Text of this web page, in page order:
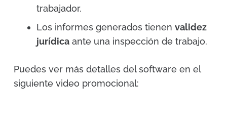
trabajador.
Los informes generados tienen validez
jurídica ante una inspección de trabajo.
Puedes ver más detalles del software en el
siguiente video promocional: